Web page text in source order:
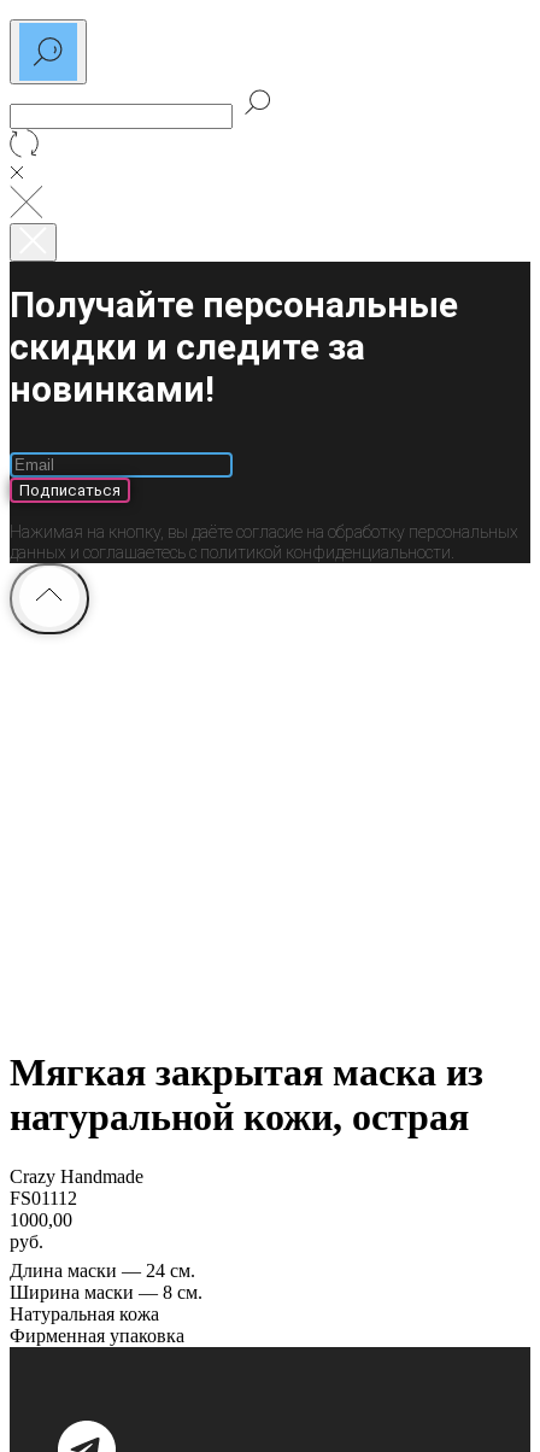
Получайте персональные
скидки и следите за
новинками!
Подписаться
Нажимая на кнопку, вы даёте согласие на обработку персональных
данных и соглашаетесь c политикой конфиденциальности.
Мягкая закрытая маска из
натуральной кожи, острая
Crazy Handmade
FS01112
1000,00
руб.
Длина маски — 24 см.
Ширина маски — 8 см.
Натуральная кожа
Фирменная упаковка